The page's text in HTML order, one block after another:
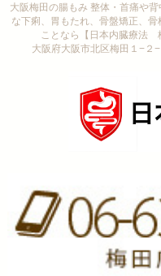
大阪梅田の腸もみ 整体・首痛や
な下痢、胃もたれ、骨盤矯正、
ことなら【日本内臓療法
大阪府大阪市北区梅田１−